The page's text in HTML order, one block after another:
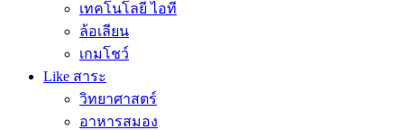
เทคโนโลยี ไอที
ล้อเลียน
เกมโชว์
Like สาระ
วิทยาศาสตร์
อาหารสมอง